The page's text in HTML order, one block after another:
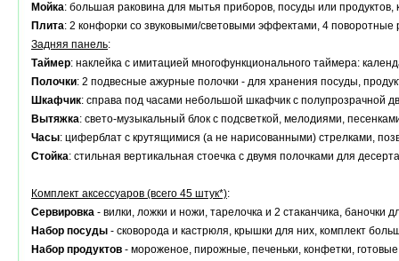
Мойка: большая раковина для мытья приборов, посуды или
Плита: 2 конфорки со звуковыми/световыми эффектами, 4 поворотные
Задняя панель:
Таймер: наклейка с имитацией многофункционального таймера:
Полочки: 2 подвесные ажурные полочки - для хранения посуды,
Шкафчик: справа под часами небольшой шкафчик с полупрозрачной
Вытяжка: свето-музыкальный блок с подсветкой, мелодиями,
Часы: циферблат с крутящимися (а не нарисованными) стрелками,
Стойка: стильная вертикальная стоечка с двумя полочками для
Комплект аксессуаров (всего 45 штук*):
Сервировка - вилки, ложки и ножи, тарелочка и 2 стаканчика, баночки
Набор посуды - сковорода и кастрюля, крышки для них, комплект
Набор продуктов - мороженое, пирожные, печеньки, конфетки,